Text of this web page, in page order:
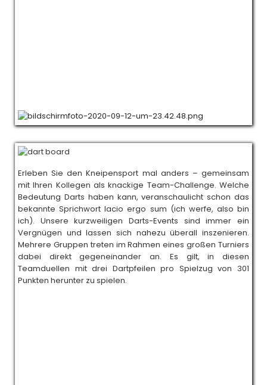
Erleben Sie den Kneipensport mal anders – gemeinsam
mit Ihren Kollegen als knackige Team-Challenge. Welche
Bedeutung Darts haben kann, veranschaulicht schon das
bekannte Sprichwort Iacio ergo sum (ich werfe, also bin
ich). Unsere kurzweiligen Darts-Events sind immer ein
Vergnügen und lassen sich nahezu überall inszenieren.
Mehrere Gruppen treten im Rahmen eines großen Turniers
dabei direkt gegeneinander an. Es gilt, in diesen
Teamduellen mit drei Dartpfeilen pro Spielzug von 301
Punkten herunter zu spielen.